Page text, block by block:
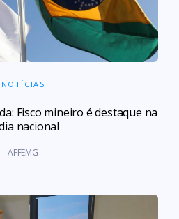
NOTÍCIAS
Fisco mineiro é destaque na
nacional
AFFEMG